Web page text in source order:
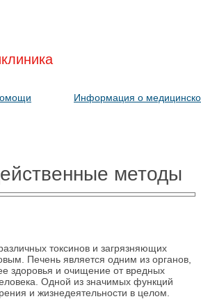
Информация о
методы
токсинов и загрязняющих
Печень является одним из органов,
здоровья и очищение от вредных
Одной из значимых функций
и жизнедеятельности в целом.